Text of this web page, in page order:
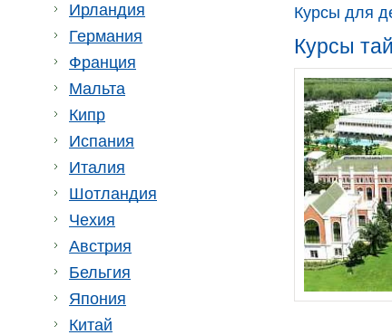
Ирландия
Германия
Франция
Мальта
Кипр
Испания
Италия
Шотландия
Чехия
Австрия
Бельгия
Япония
Китай
Курсы для
Курсы